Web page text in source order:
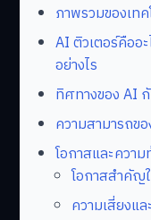
ภาพรวมของเท
AI ติวเตอร์คืออ
อย่างไร
ทิศทางของ AI
ความสามารถข
โอกาสและควา
โอกาสสำคัญ
ความเสี่ยงแ